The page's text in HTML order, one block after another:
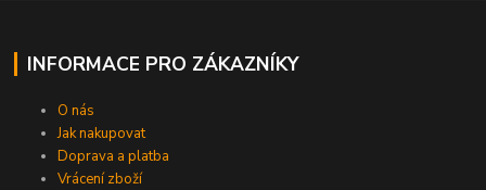
INFORMACE PRO ZÁKAZNÍKY
O nás
Jak nakupovat
Doprava a platba
Vrácení zboží